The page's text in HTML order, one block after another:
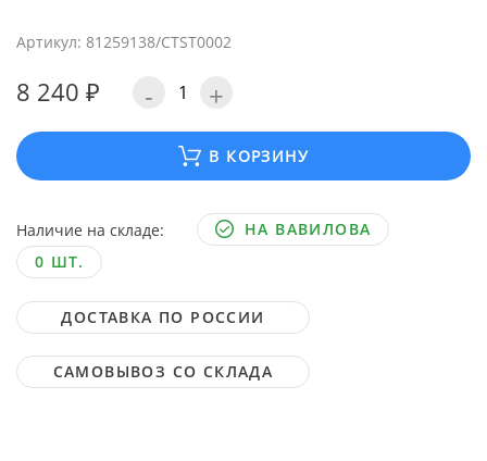
Артикул: 81259138/CTST0002
8 240 ₽ - +
В КОРЗИНУ
Наличие на складе:
НА ВАВИЛОВА
0 ШТ.
ДОСТАВКА ПО РОССИИ
САМОВЫВОЗ СО СКЛАДА